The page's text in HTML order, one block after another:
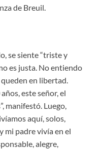
de Breuil.
se siente “triste y
es justa. No entiendo
en libertad.
este señor, el
manifestó. Luego,
aquí, solos,
mi padre vivía en el
alegre,